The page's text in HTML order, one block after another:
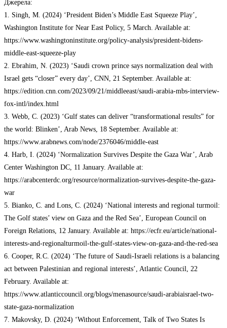
Джерела:
1. Singh, M. (2024) ‘President Biden’s Middle East Squeeze Play’,
Washington Institute for Near East Policy, 5 March. Available at:
https://www.washingtoninstitute.org/policy-analysis/president-bidens-
middle-east-squeeze-play
2. Ebrahim, N. (2023) ‘Saudi crown prince says normalization deal with
Israel gets “closer” every day’, CNN, 21 September. Available at:
https://edition.cnn.com/2023/09/21/middleeast/saudi-arabia-mbs-interview-
fox-intl/index.html
3. Webb, C. (2023) ‘Gulf states can deliver “transformational results” for
the world: Blinken’, Arab News, 18 September. Available at:
https://www.arabnews.com/node/2376046/middle-east
4. Harb, I. (2024) ‘Normalization Survives Despite the Gaza War’, Arab
Center Washington DC, 11 January. Available at:
https://arabcenterdc.org/resource/normalization-survives-despite-the-gaza-
war
5. Bianko, C. and Lons, C. (2024) ‘National interests and regional turmoil:
The Golf states’ view on Gaza and the Red Sea’, European Council on
Foreign Relations, 12 January. Available at: https://ecfr.eu/article/national-
interests-and-regionalturmoil-the-gulf-states-view-on-gaza-and-the-red-sea
6. Cooper, R.C. (2024) ‘The future of Saudi-Israeli relations is a balancing
act between Palestinian and regional interests’, Atlantic Council, 22
February. Available at:
https://www.atlanticcouncil.org/blogs/menasource/saudi-arabiaisrael-two-
state-gaza-normalization
7. Makovsky, D. (2024) ‘Without Enforcement, Talk of Two States Is